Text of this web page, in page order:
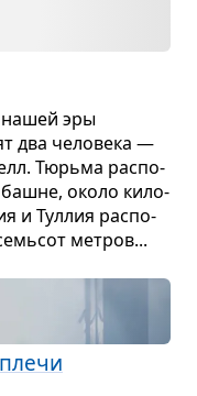
нашей эры
два чело­века —
Тюрьма рас­по­
башне, около кило­
и Тул­лия рас­по­
мет­ров...